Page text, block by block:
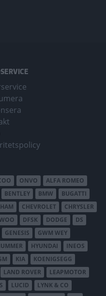
ONVO
ALFA ROMEO
BENTLEY BMW
BUGATTI
CHEVROLET
CHRYSLER
DFSK DODGE
DS
GENESIS
GWM WEY
HYUNDAI
INEOS
KIA
KOENIGSEGG
LAND ROVER
LEAPMOTOR
LUCID
LYNK & CO